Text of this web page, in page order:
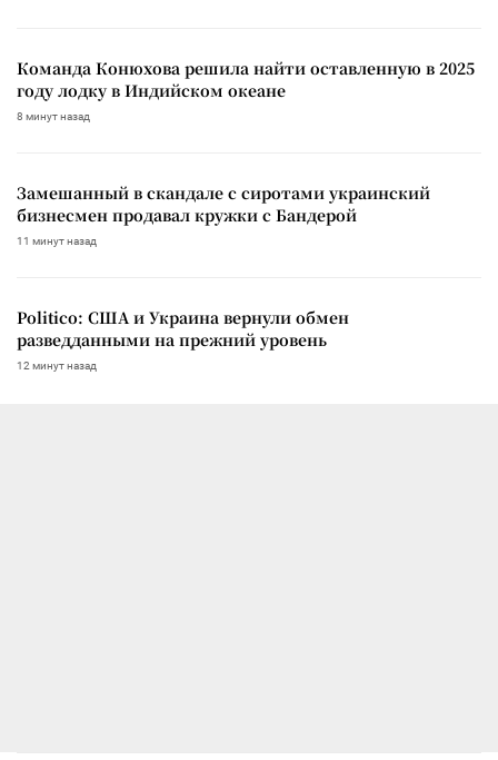
Команда Конюхова решила найти оставленную в 2025
году лодку в Индийском океане
8 минут назад
Замешанный в скандале с сиротами украинский
бизнесмен продавал кружки с Бандерой
11 минут назад
Politico: США и Украина вернули обмен
разведданными на прежний уровень
12 минут назад